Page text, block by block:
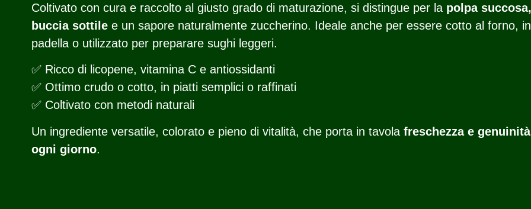
Coltivato con cura e raccolto al giusto grado di maturazione, si distingue per la polpa
buccia sottilee un sapore naturalmente zuccherino. Ideale anche per essere cotto al forno, in
padella o utilizzato per preparare sughi leggeri.
✅ Ricco di licopene, vitamina C e antiossidanti
✅ Ottimo crudo o cotto, in piatti semplici o raffinati
✅ Coltivato con metodi naturali
Un ingrediente versatile, colorato e pieno di vitalità, che porta in tavola freschezza e genuinità
ogni giorno.